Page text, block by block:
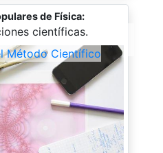
de Física:
científicas.
Método Científico